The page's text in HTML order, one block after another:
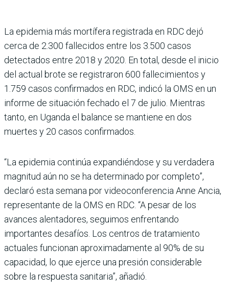
La epidemia más mortífera registrada en RDC dejó
cerca de 2.300 fallecidos entre los 3.500 casos
detectados entre 2018 y 2020. En total, desde el inicio
del actual brote se registraron 600 fallecimientos y
1.759 casos confirmados en RDC, indicó la OMS en un
informe de situación fechado el 7 de julio. Mientras
tanto, en Uganda el balance se mantiene en dos
muertes y 20 casos confirmados.
“La epidemia continúa expandiéndose y su verdadera
magnitud aún no se ha determinado por completo”,
declaró esta semana por videoconferencia Anne Ancia,
representante de la OMS en RDC. “A pesar de los
avances alentadores, seguimos enfrentando
importantes desafíos. Los centros de tratamiento
actuales funcionan aproximadamente al 90% de su
capacidad, lo que ejerce una presión considerable
sobre la respuesta sanitaria”, añadió.